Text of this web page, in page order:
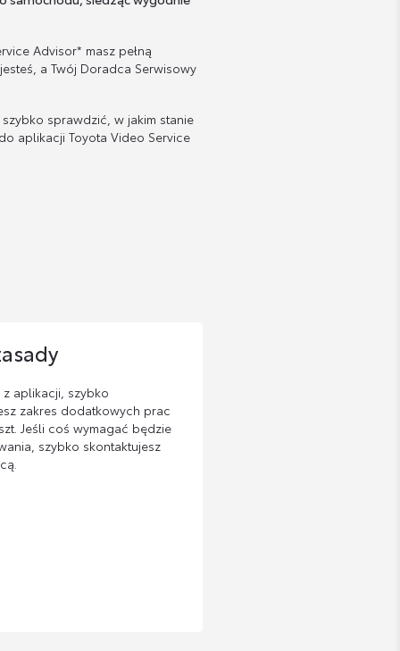
Advisor* masz pełną
a Twój Doradca Serwisowy
sprawdzić, w jakim stanie
aplikacji Toyota Video Service
z aplikacji, szybko
zakres dodatkowych prac
Jeśli coś wymagać będzie
szybko skontaktujesz